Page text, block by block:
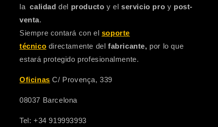
lacalidad del producto y elservicio pro y post-
venta.
Siempre contará con el soporte
técnico directamente delfabricante, por lo que
estará protegido profesionalmente.
Oficinas C/ Provença, 339
08037 Barcelona
Tel: +34 919993993